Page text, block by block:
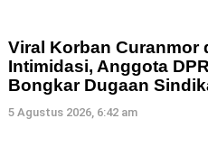
Viral Korban Curanmor
Intimidasi, Anggota
Bongkar Dugaan
5 Agustus 2026, 6:42 am